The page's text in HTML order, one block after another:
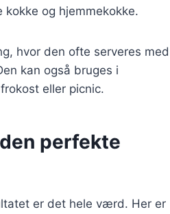
og hjemmekokke.
hvor den ofte serveres med
kan også bruges i
eller picnic.
perfekte
er det hele værd. Her er